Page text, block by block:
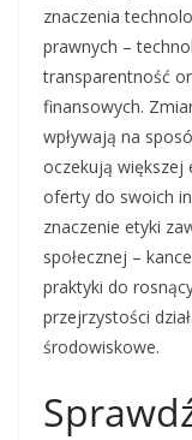
znaczenia
prawnych –
transparentność
finansowych.
wpływają na
oczekują większej
oferty do swoich
znaczenie etyki
społecznej –
praktyki do
przejrzystości
środowiskowe.